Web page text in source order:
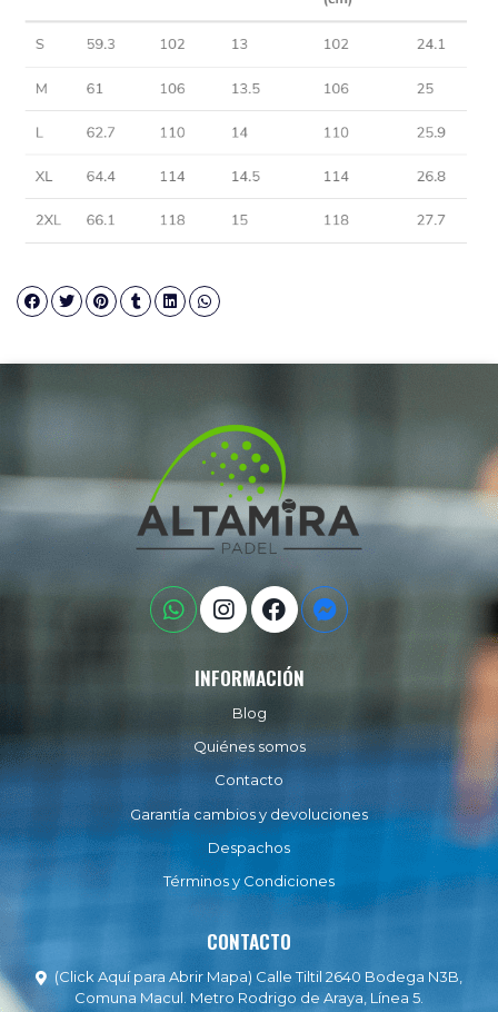
INFORMACIÓN
Blog
Quiénes somos
Contacto
Garantía cambios y devoluciones
Despachos
Términos y Condiciones
CONTACTO
(Click Aquí para Abrir Mapa) Calle Tiltil 2640 Bodega N3B,
Comuna Macul. Metro Rodrigo de Araya, Línea 5.